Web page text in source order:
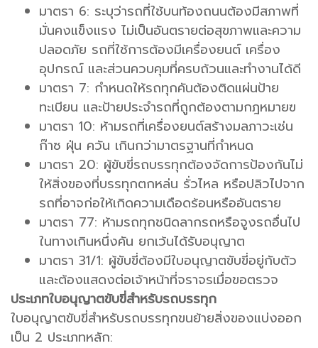
มาตรา 6: ระบุว่ารถที่ใช้บนท้องถนนต้องมีสภาพที่
มั่นคงแข็งแรง ไม่เป็นอันตรายต่อสุขภาพและความ
ปลอดภัย รถที่ใช้การต้องมีเครื่องยนต์ เครื่อง
อุปกรณ์ และส่วนควบคุมที่ครบถ้วนและทำงานได้ดี
มาตรา 7: กำหนดให้รถทุกคันต้องติดแผ่นป้าย
ทะเบียน และป้ายประจำรถที่ถูกต้องตามกฎหมายฃ
มาตรา 10: ห้ามรถที่เครื่องยนต์สร้างมลภาวะเช่น
ก๊าซ ฝุ่น ควัน เกินกว่ามาตรฐานที่กำหนด
มาตรา 20: ผู้ขับขี่รถบรรทุกต้องจัดการป้องกันไม่
ให้สิ่งของที่บรรทุกตกหล่น รั่วไหล หรือปลิวไปจาก
รถที่อาจก่อให้เกิดความเดือดร้อนหรืออันตราย
มาตรา 77: ห้ามรถทุกชนิดลากรถหรือจูงรถอื่นไป
ในทางเกินหนึ่งคัน ยกเว้นได้รับอนุญาต
มาตรา 31/1: ผู้ขับขี่ต้องมีใบอนุญาตขับขี่อยู่กับตัว
และต้องแสดงต่อเจ้าหน้าที่จราจรเมื่อขอตรวจ
ประเภทใบอนุญาตขับขี่สำหรับรถบรรทุก
ใบอนุญาตขับขี่สำหรับรถบรรทุกขนย้ายสิ่งของแบ่งออก
เป็น 2 ประเภทหลัก: